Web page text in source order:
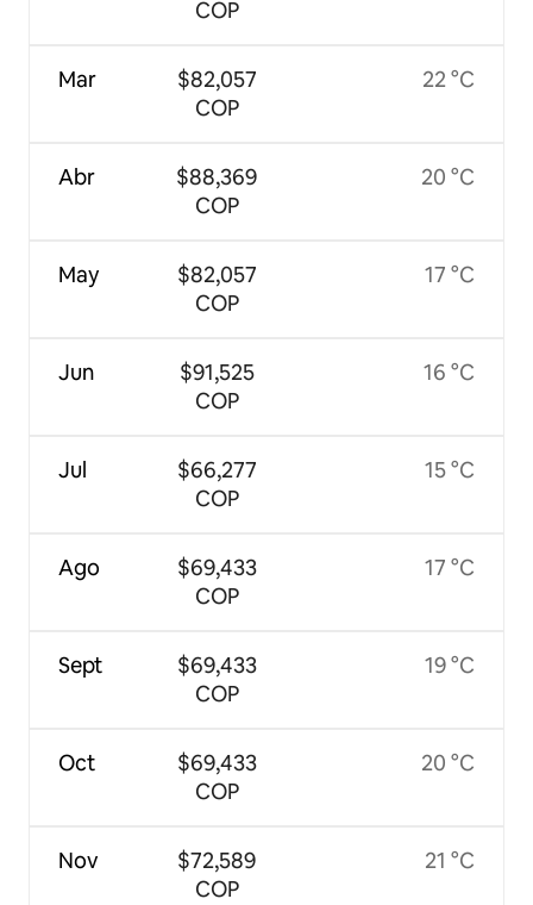
Mar
Abr
May
Jun
Jul
Ago
Sept
Oct
Nov
COP
$82,057
COP
$88,369
COP
$82,057
COP
$91,525
COP
$66,277
COP
$69,433
COP
$69,433
COP
$69,433
COP
$72,589
COP
22 °C
20 °C
17 °C
16 °C
15 °C
17 °C
19 °C
20 °C
21 °C